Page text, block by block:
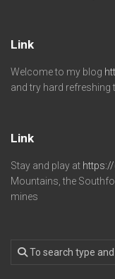
Link
Welcome to my blog
and try hard refreshing
Link
Stay and play at
Mountains, the
mines